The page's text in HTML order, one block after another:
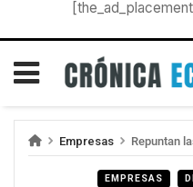
Empresas Repuntan
EMPRESAS